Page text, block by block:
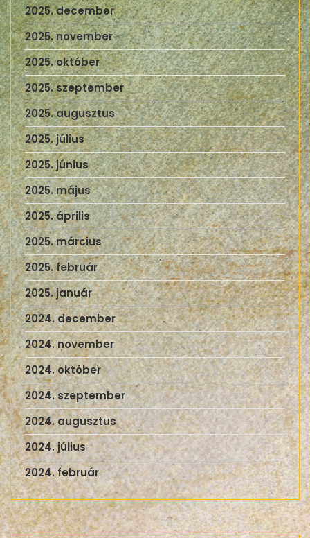
2025. december
2025. november
2025. október
2025. szeptember
2025. augusztus
2025. július
2025. június
2025. május
2025. április
2025. március
2025. február
2025. január
2024. december
2024. november
2024. október
2024. szeptember
2024. augusztus
2024. július
2024. február